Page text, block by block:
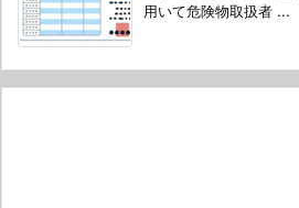
用いて危険物取扱者 ...